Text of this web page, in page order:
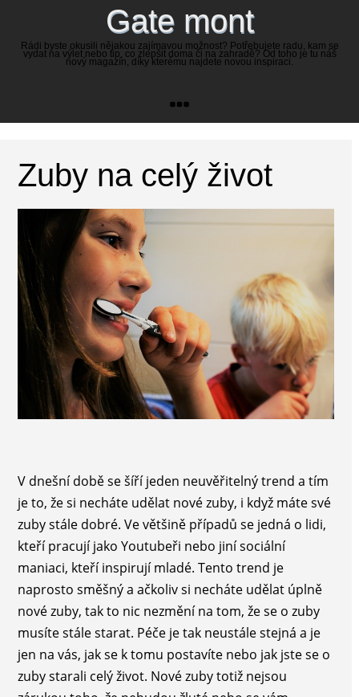
Gate mont
Rádi byste okusili nějakou zajímavou možnost? Potřebujete radu, kam se
vydat na výlet nebo tip, co zlepšit doma či na zahradě? Od toho je tu náš
nový magazín, díky kterému najdete novou inspiraci.
Zuby na celý život
V dnešní době se šíří jeden neuvěřitelný trend a tím
je to, že si necháte udělat nové zuby, i když máte své
zuby stále dobré. Ve většině případů se jedná o lidi,
kteří pracují jako Youtubeři nebo jiní sociální
maniaci, kteří inspirují mladé. Tento trend je
naprosto směšný a ačkoliv si necháte udělat úplně
nové zuby, tak to nic nezmění na tom, že se o zuby
musíte stále starat. Péče je tak neustále stejná a je
jen na vás, jak se k tomu postavíte nebo jak jste se o
zuby starali celý život. Nové zuby totiž nejsou